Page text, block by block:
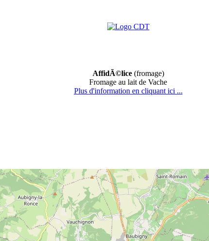
AffidÃ©lice(fromage)
Fromage au lait de Vache
Plus d'information en cliquant ici ...